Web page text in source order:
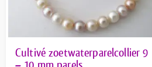
Cultivé zoetwaterparelcollier 9